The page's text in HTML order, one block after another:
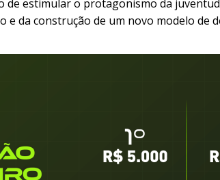
de estimular o protagonismo da
e da construção de um novo modelo de